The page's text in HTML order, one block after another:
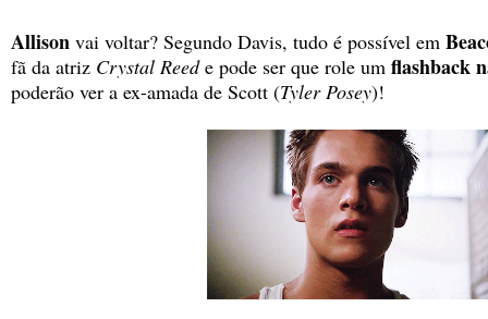
Allison vai voltar? Segundo Davis, tudo é possível em
fã da atriz Crystal Reede pode ser que role um flashback
poderão ver a ex-amada de Scott (Tyler Posey)!